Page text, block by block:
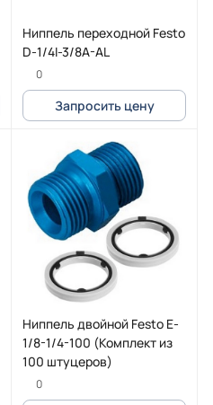
Ниппель переходной Festo
D-1/4I-3/8A-AL
0
Запросить цену
Ниппель двойной Festo E-
1/8-1/4-100 (Комплект из
100 штуцеров)
0